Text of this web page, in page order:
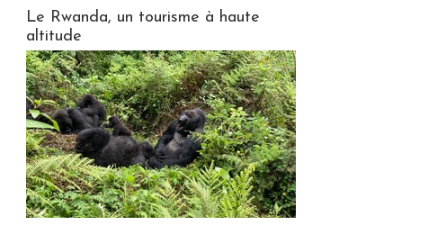
Le Rwanda, un tourisme à haute
altitude